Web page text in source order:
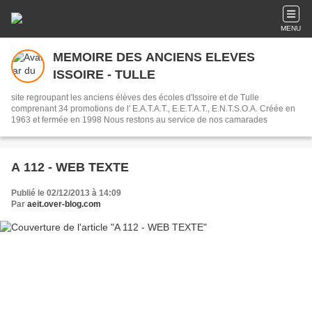
MENU
MEMOIRE DES ANCIENS ELEVES
ISSOIRE - TULLE
site regroupant les anciens élèves des écoles d'Issoire et de Tulle
comprenant 34 promotions de l' E.A.T.A.T., E.E.T.A.T., E.N.T.S.O.A. Créée en
1963 et fermée en 1998 Nous restons au service de nos camarades
A 112 - WEB TEXTE
Publié le 02/12/2013 à 14:09
Par aeit.over-blog.com